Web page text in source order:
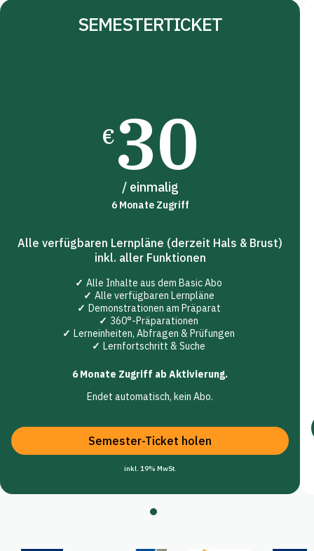
SEMESTERTICKET
€30
/ einmalig
6 Monate Zugriff
Alle verfügbaren Lernpläne (derzeit Hals & Brust)
inkl. aller Funktionen
Alle Inhalte aus dem Basic Abo
Alle verfügbaren Lernpläne
Demonstrationen am Präparat
360°-Präparationen
Lerneinheiten, Abfragen & Prüfungen
Lernfortschritt & Suche
6 Monate Zugriff ab Aktivierung.
Endet automatisch, kein Abo.
Semester-Ticket holen
inkl. 19% MwSt.